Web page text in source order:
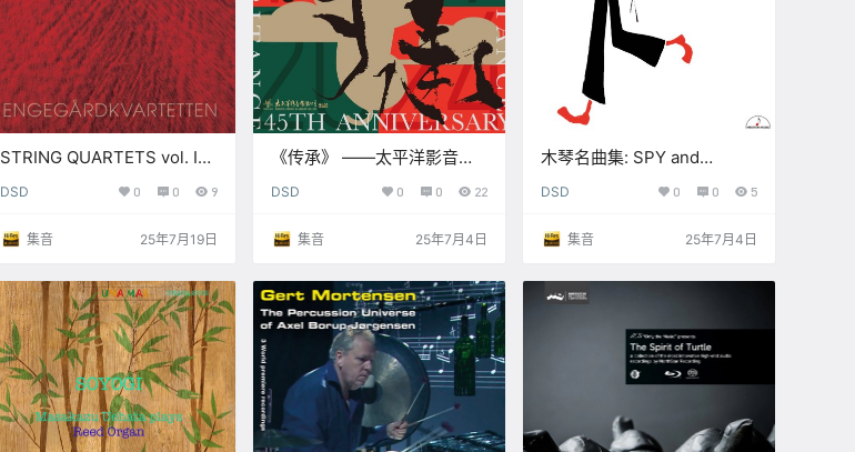
STRING QUARTETS vol. I
(352.8kHz DXD)【S】
DSD 0 0 9
集音 25年7月19日
《传承》 ——太平洋影音四
DSD)【S】
DSD 0 0 22
集音 25年7月4日
木琴名曲集: SPY and
【S】
DSD 0 0 5
集音 25年7月4日